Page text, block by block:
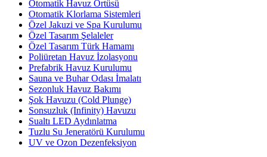
Otomatik Havuz Örtüsü
Otomatik Klorlama Sistemleri
Özel Jakuzi ve Spa Kurulumu
Özel Tasarım Şelaleler
Özel Tasarım Türk Hamamı
Poliüretan Havuz İzolasyonu
Prefabrik Havuz Kurulumu
Sauna ve Buhar Odası İmalatı
Sezonluk Havuz Bakımı
Şok Havuzu (Cold Plunge)
Sonsuzluk (Infinity) Havuzu
Sualtı LED Aydınlatma
Tuzlu Su Jeneratörü Kurulumu
UV ve Ozon Dezenfeksiyon